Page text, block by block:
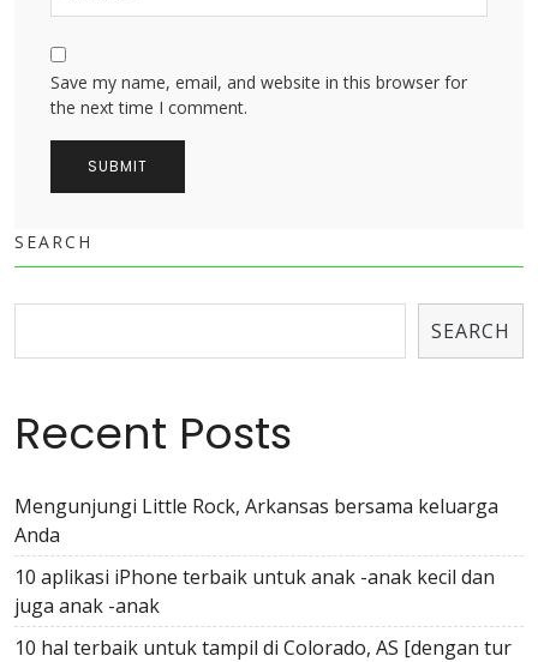
Save my name, email, and website in this browser for
the next time I comment.
SEARCH
SEARCH
Recent Posts
Mengunjungi Little Rock, Arkansas bersama keluarga
Anda
10 aplikasi iPhone terbaik untuk anak -anak kecil dan
juga anak -anak
10 hal terbaik untuk tampil di Colorado, AS [dengan tur